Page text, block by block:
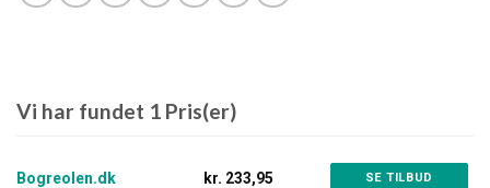
Vi har fundet 1 Pris(er)
Bogreolen.dk kr. 233,95 SE TILBUD